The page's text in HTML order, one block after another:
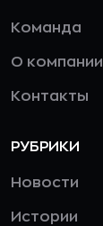
Команда
О компании
Контакты
РУБРИКИ
Новости
Истории